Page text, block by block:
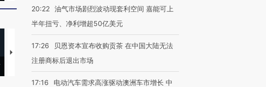
【推广】走进第四届链博
会，让数智科技“链”接产
【特别呈现】寻找100种
有意思的生活方式·第三对
住三大增长引擎是什么？
20:22 油气市场剧烈波动现套利空间 嘉能可上
半年扭亏、净利增超50亿美元
17:26
贝恩资本宣布收购贡茶 在中国大陆无法
注册商标后退出市场
17:16
电动汽车需求高涨驱动澳洲车市增长 中